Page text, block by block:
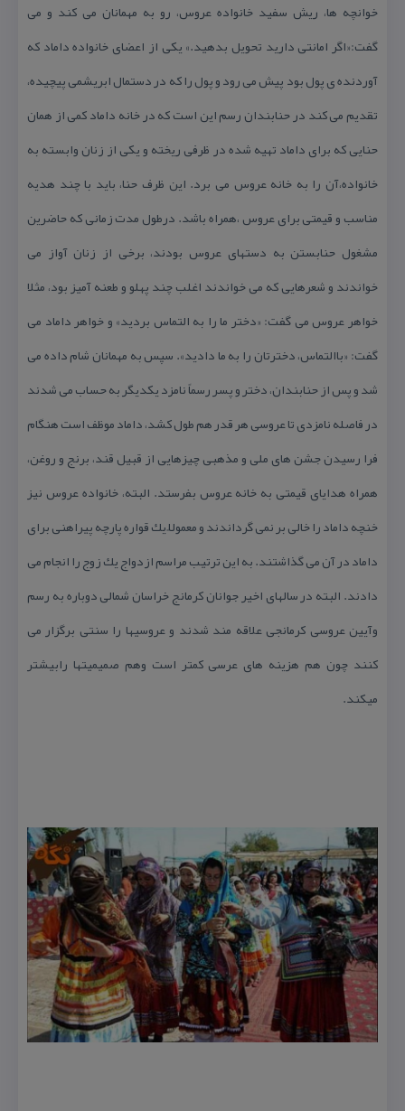
خوانچه ها، ریش سفید خانواده عروس، رو به مهمانان می كند و می
گفت:«اگر امانتی دارید تحویل بدهید.» یكی از اعضای خانواده داماد كه
آوردنده ی پول بود پیش می رود و پول را كه در دستمال ابریشمی پیچیده،
تقدیم می كند در حنابندان رسم این است كه در خانه داماد كمی از همان
حنایی كه برای داماد تهیه شده در ظرفی ریخته و یكی از زنان وابسته به
خانواده،آن را به خانه عروس می برد. این ظرف حنا، باید با چند هدیه
مناسب و قیمتی برای عروس ،همراه باشد. درطول مدت زمانی كه حاضرین
مشغول حنابستن به دستهای عروس بودند، برخی از زنان آواز می
خواندند و شعرهایی كه می خواندند اغلب چند پهلو و طعنه آمیز بود، مثلا
خواهر عروس می گفت: «دختر ما را به التماس بردید» و خواهر داماد می
گفت: «باالتماس، دخترتان را به ما دادید». سپس به مهمانان شام داده می
شد و پس از حنابندان، دختر و پسر رسماً نامزد یكدیگر به حساب می شدند
در فاصله نامزدی تا عروسی هر قدر هم طول كشد، داماد موظف است هنگام
فرا رسیدن جشن های ملی و مذهبی چیزهایی از قبیل قند، برنج و روغن،
همراه هدایای قیمتی به خانه عروس بفرستد. البته، خانواده عروس نیز
خنچه داماد را خالی بر نمی گرداندند و معمولاً یك قواره پارچه پیراهنی برای
داماد در آن می گذاشتند. به این ترتیب مراسم ازدواج یك زوج را انجام می
دادند. البته در سالهای اخیر جوانان كرمانج خراسان شمالی دوباره به رسم
وآیین عروسی كرمانجی علاقه مند شدند و عروسیها را سنتی برگزار می
كنند چون هم هزینه های عرسی كمتر است وهم صمیمیتها رابیشتر
میكند.